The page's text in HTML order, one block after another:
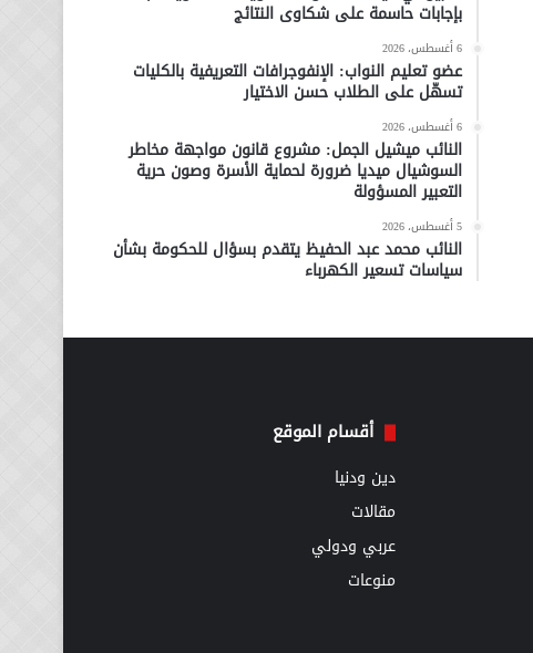
بإجابات حاسمة على شكاوى النتائج
6 أغسطس، 2026
عضو تعليم النواب: الإنفوجرافات التعريفية بالكليات
تسهّل على الطلاب حسن الاختيار
6 أغسطس، 2026
النائب ميشيل الجمل: مشروع قانون مواجهة مخاطر
السوشيال ميديا ضرورة لحماية الأسرة وصون حرية
التعبير المسؤولة
5 أغسطس، 2026
النائب محمد عبد الحفيظ يتقدم بسؤال للحكومة بشأن
سياسات تسعير الكهرباء
أقسام الموقع
دين ودنيا
مقالات
عربي ودولي
منوعات